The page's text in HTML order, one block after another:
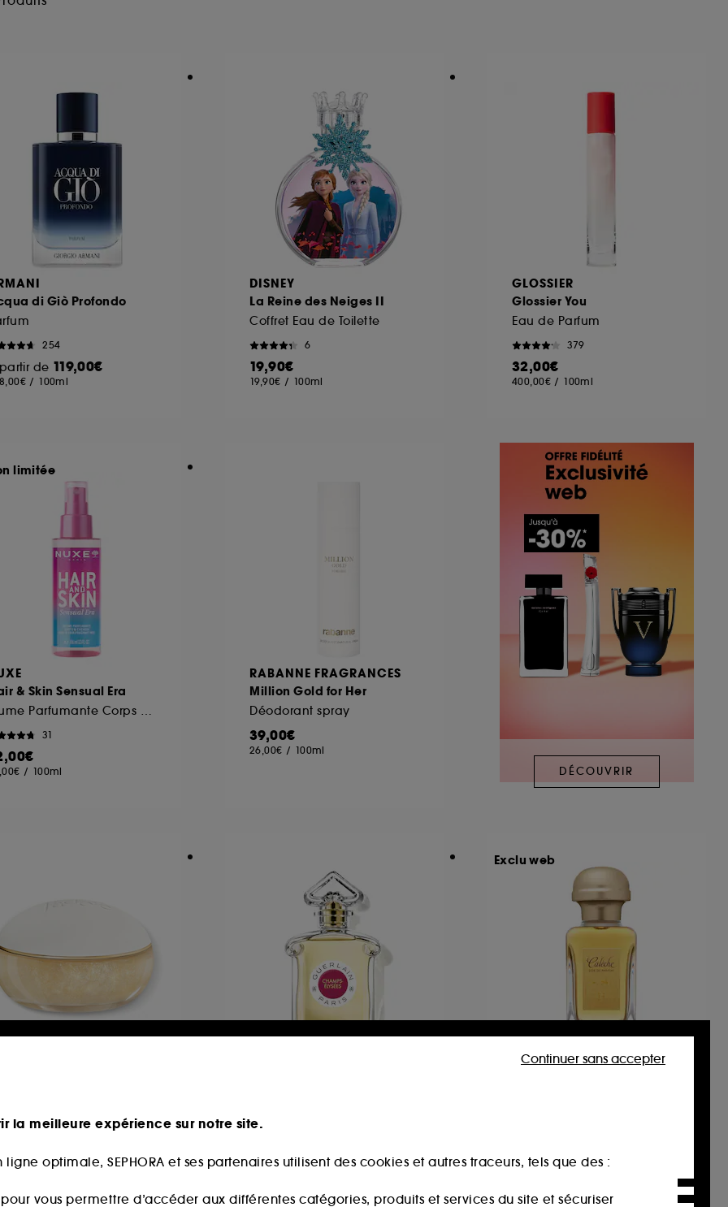
di Giò Profondo
254
de 119,00€
/ 100ml
DISNEY
La Reine des Neiges II
Coffret Eau de Toilette
6
19,90€
19,90€ / 100ml
GLOSSIER
Glossier You
Eau de Parfum
379
32,00€
400,00€ / 100ml
& Skin Sensual Era
31
/ 100ml
limitée
RABANNE FRAGRANCES
Million Gold for Her
Déodorant spray
39,00€
26,00€ / 100ml
DÉCOUVRIR
Gel Scintillant Parfumé Pour Le Corps
25
/100ml 186,67€ /100ml
HERMÈS
274,00€ /100ml
Exclu web
la meilleure expérience sur notre site.
optimale, SEPHORA et ses partenaires utilisent des cookies et autres traceurs, tels que des :
pour vous permettre d’accéder aux différentes catégories, produits et services du site et sécuriser
Continuer sans accepter